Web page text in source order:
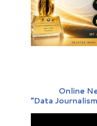
Online
“Data